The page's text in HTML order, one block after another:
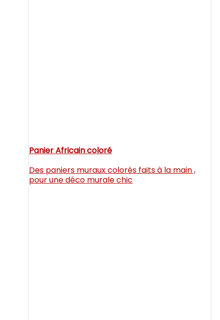
Panier Africain coloré
Des paniers muraux colorés faits à la main ,
pour une déco murale chic